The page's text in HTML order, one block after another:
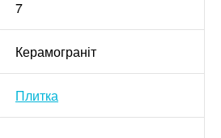
7
Керамограніт
Плитка